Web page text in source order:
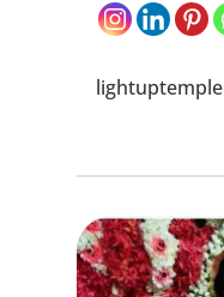
lightuptemple